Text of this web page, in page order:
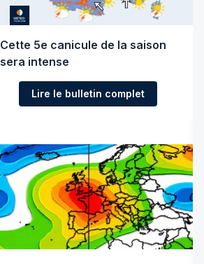
Cette 5e canicule de la saison
sera intense
Lire le bulletin complet